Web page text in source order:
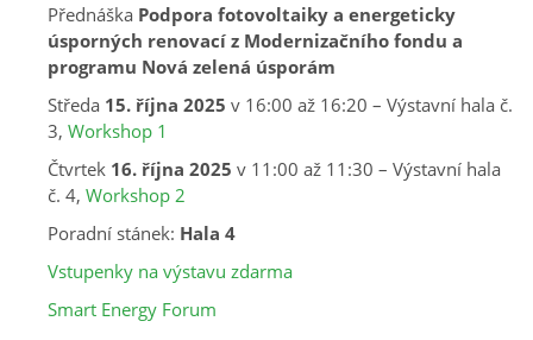
Přednáška Podpora fotovoltaiky a energeticky
úsporných renovací z Modernizačního fondu a
programu Nová zelená úsporám
Středa 15. října 2025 v 16:00 až 16:20 – Výstavní hala č.
3, Workshop 1
Čtvrtek 16. října 2025 v 11:00 až 11:30 – Výstavní hala
č. 4, Workshop 2
Poradní stánek: Hala 4
Vstupenky na výstavu zdarma
Smart Energy Forum